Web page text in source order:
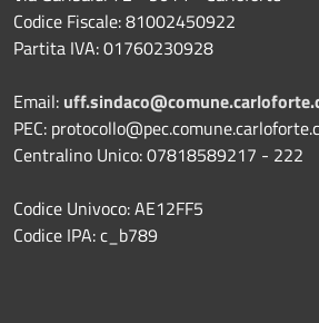
Codice Fiscale: 81002450922
Partita IVA: 01760230928
Email:
PEC:
Centralino Unico: 07818589217 - 222
Codice Univoco: AE12FF5
Codice IPA: c_b789